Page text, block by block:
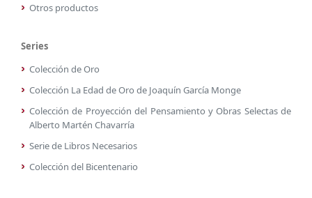
Otros productos
Series
Colección de Oro
Colección La Edad de Oro de Joaquín García Monge
Colección de Proyección del Pensamiento y Obras Selectas de
Alberto Martén Chavarría
Serie de Libros Necesarios
Colección del Bicentenario